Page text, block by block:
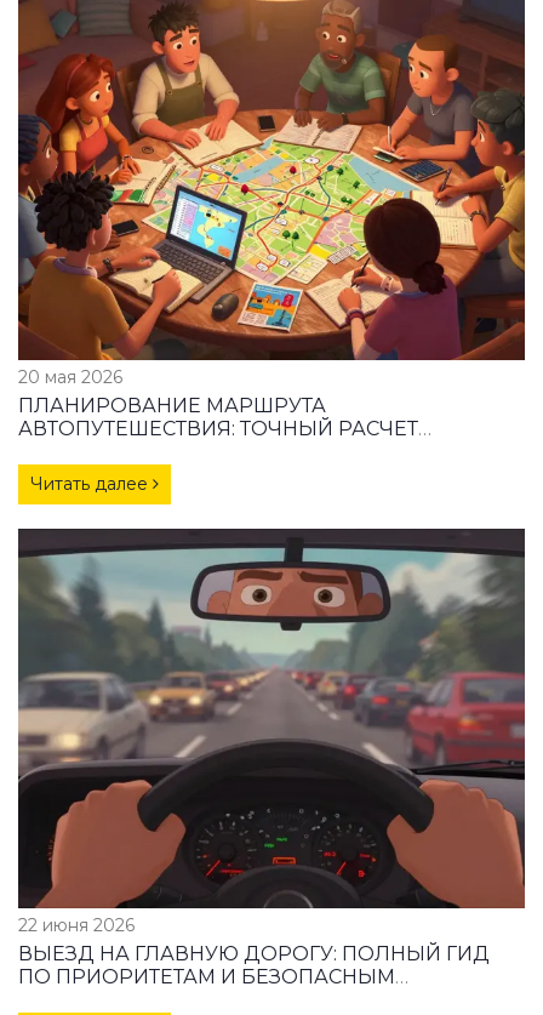
20 мая 2026
ПЛАНИРОВАНИЕ МАРШРУТА
АВТОПУТЕШЕСТВИЯ: ТОЧНЫЙ РАСЧЕТ
Читать далее
22 июня 2026
ВЫЕЗД НА ГЛАВНУЮ ДОРОГУ: ПОЛНЫЙ ГИД
ПО ПРИОРИТЕТАМ И БЕЗОПАСНЫМ